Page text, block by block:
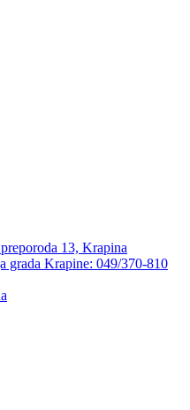
13, Krapina
grada Krapine: 049/370-810